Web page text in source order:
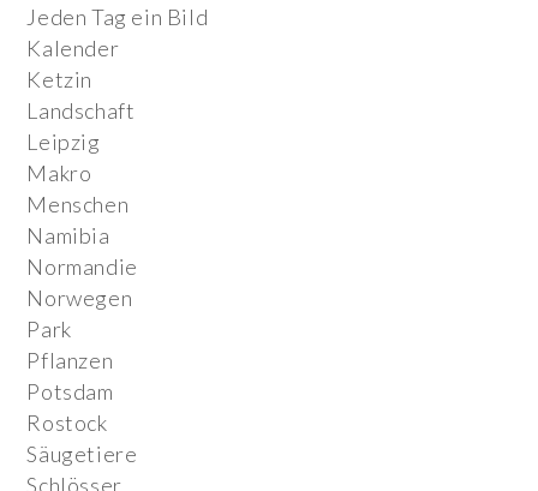
Jeden Tag ein Bild
Kalender
Ketzin
Landschaft
Leipzig
Makro
Menschen
Namibia
Normandie
Norwegen
Park
Pflanzen
Potsdam
Rostock
Säugetiere
Schlösser